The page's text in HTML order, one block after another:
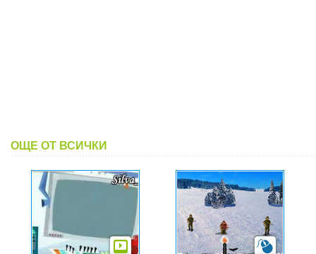
ОЩЕ ОТ ВСИЧКИ